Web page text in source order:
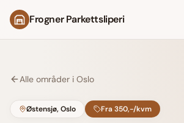
Frogner Parkettsliperi
Alle områder i Oslo
Østensjø, Oslo Fra 350,-/kvm